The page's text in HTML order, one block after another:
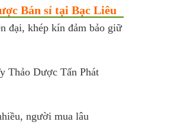
Bán sỉ tại Bạc Liêu
đại, khép kín đảm bảo giữ
Thảo Dược Tấn Phát
người mua lâu